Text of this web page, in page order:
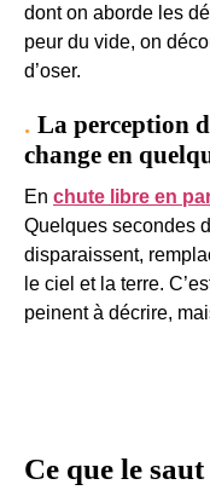
dont on aborde les
peur du vide, on
d’oser.
La perception
change en
En chute libre en
Quelques secondes
disparaissent,
le ciel et la terre.
peinent à décrire,
Ce que le